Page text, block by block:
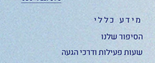
מידע כללי
הסיפור שלנו
שעות פעילות ודרכי הגעה